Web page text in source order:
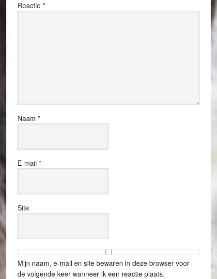
Reactie *
Naam *
E-mail *
Site
Mijn naam, e-mail en site bewaren in deze browser voor
de volgende keer wanneer ik een reactie plaats.